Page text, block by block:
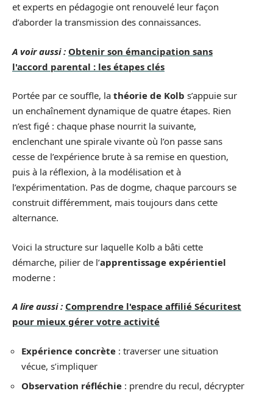
et experts en pédagogie ont renouvelé leur façon
d’aborder la transmission des connaissances.
A voir aussi : Obtenir son émancipation sans
l'accord parental : les étapes clés
Portée par ce souffle, la théorie de Kolb s’appuie sur
un enchaînement dynamique de quatre étapes. Rien
n’est figé : chaque phase nourrit la suivante,
enclenchant une spirale vivante où l’on passe sans
cesse de l’expérience brute à sa remise en question,
puis à la réflexion, à la modélisation et à
l’expérimentation. Pas de dogme, chaque parcours se
construit différemment, mais toujours dans cette
alternance.
Voici la structure sur laquelle Kolb a bâti cette
démarche, pilier de l’apprentissage expérientiel
moderne :
A lire aussi : Comprendre l'espace affilié Sécuritest
pour mieux gérer votre activité
Expérience concrète : traverser une situation
vécue, s’impliquer
Observation réfléchie : prendre du recul, décrypter